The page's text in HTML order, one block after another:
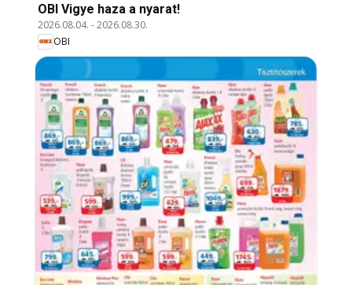
OBI Vigye haza a nyarat!
2026.08.04. -2026.08.30.
OBI